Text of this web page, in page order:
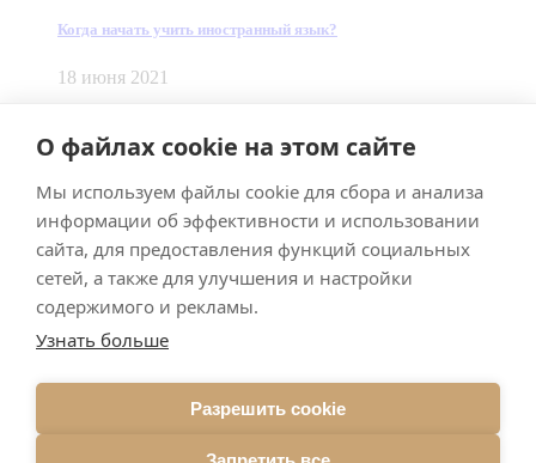
О файлах cookie на этом сайте
Мы используем файлы cookie для сбора и анализа
информации об эффективности и использовании
сайта, для предоставления функций социальных
сетей, а также для улучшения и настройки
содержимого и рекламы.
Узнать больше
Разрешить cookie
Когда начать учить иностранный язык?
18 июня 2021
Made bySmart Team
ImpressumDatenschutz
Подписывайтесь на меня в Телеграм
Подписаться